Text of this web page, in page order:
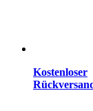
Kostenloser